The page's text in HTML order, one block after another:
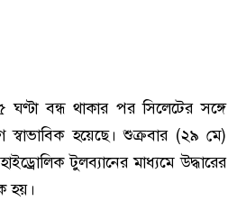
বন্ধ থাকার পর সিলেটের সঙ্গে
স্বাভাবিক হয়েছে। শুক্রবার (২৯ মে)
টুলব্যানের মাধ্যমে উদ্ধারের
হয়।